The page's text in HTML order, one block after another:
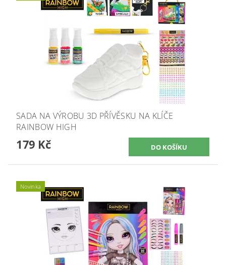
SADA NA VÝROBU 3D PŘÍVĚSKU NA KLÍČE
RAINBOW HIGH
179 Kč
Novinka